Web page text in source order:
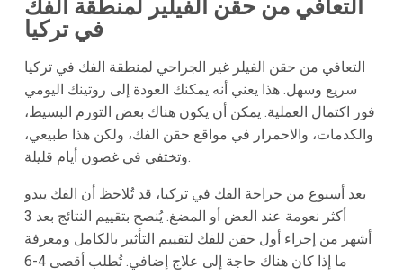
التعافي من حقن الفيلير لمنطقة الفك
في تركيا
التعافي من حقن الفيلر غير الجراحي لمنطقة الفك في تركيا
سريع وسهل. هذا يعني أنه يمكنك العودة إلى روتينك اليومي
فور اكتمال العملية. يمكن أن يكون هناك بعض التورم البسيط،
والكدمات، والاحمرار في مواقع حقن الفك، ولكن هذا طبيعي،
وتختفي في غضون أيام قليلة.
بعد أسبوع من جراحة الفك في تركيا، قد تُلاحظ أن الفك يبدو
أكثر نعومة عند العض أو المضغ. يُنصح بتقييم النتائج بعد 3
أشهر من إجراء أول حقن للفك لتقييم التأثير بالكامل ومعرفة
ما إذا كان هناك حاجة إلى علاج إضافي. تُطلب أقصى 4-6